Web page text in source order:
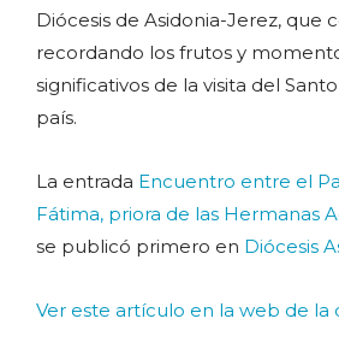
Diócesis de Asidonia-Jerez, que
recordando los frutos y
significativos de la visita del
país.
La entrada Encuentro entre el
Fátima, priora de las Hermanas
se publicó primero en Diócesis
Ver este artículo en la web de la